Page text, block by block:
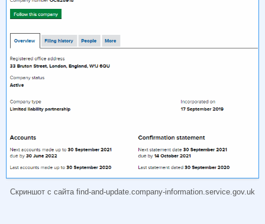
Скриншот с сайта find-and-update.company-information.service.gov.uk